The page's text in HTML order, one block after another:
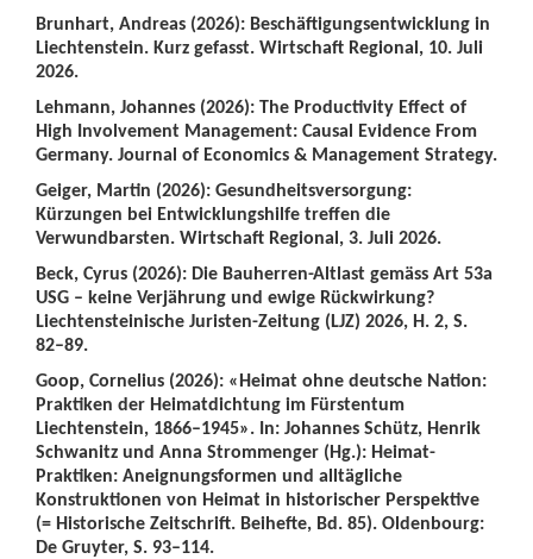
Brunhart, Andreas (2026): Beschäftigungsentwicklung in
Liechtenstein. Kurz gefasst. Wirtschaft Regional, 10. Juli
2026.
Lehmann, Johannes (2026): The Productivity Effect of
High Involvement Management: Causal Evidence From
Germany. Journal of Economics & Management Strategy.
Geiger, Martin (2026): Gesundheitsversorgung:
Kürzungen bei Entwicklungshilfe treffen die
Verwundbarsten. Wirtschaft Regional, 3. Juli 2026.
Beck, Cyrus (2026): Die Bauherren-Altlast gemäss Art 53a
USG – keine Verjährung und ewige Rückwirkung?
Liechtensteinische Juristen-Zeitung (LJZ) 2026, H. 2, S.
82–89.
Goop, Cornelius (2026): «Heimat ohne deutsche Nation:
Praktiken der Heimatdichtung im Fürstentum
Liechtenstein, 1866–1945». In: Johannes Schütz, Henrik
Schwanitz und Anna Strommenger (Hg.): Heimat-
Praktiken: Aneignungsformen und alltägliche
Konstruktionen von Heimat in historischer Perspektive
(= Historische Zeitschrift. Beihefte, Bd. 85). Oldenbourg:
De Gruyter, S. 93–114.